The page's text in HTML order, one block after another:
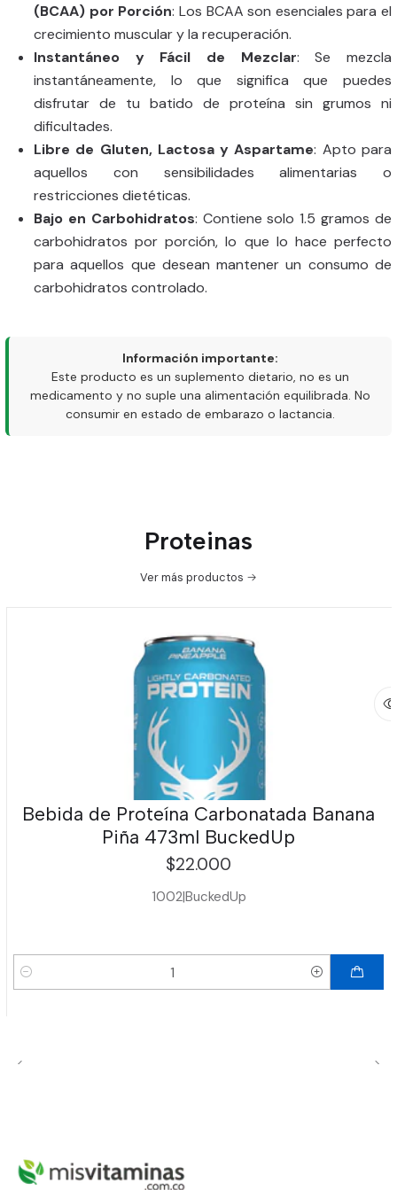
(BCAA) por Porción: Los BCAA son esenciales para el
crecimiento muscular y la recuperación.
Instantáneo y Fácil de Mezclar: Se mezcla
instantáneamente, lo que significa que puedes
disfrutar de tu batido de proteína sin grumos ni
dificultades.
Libre de Gluten, Lactosa y Aspartame: Apto para
aquellos con sensibilidades alimentarias o
restricciones dietéticas.
Bajo en Carbohidratos: Contiene solo 1.5 gramos de
carbohidratos por porción, lo que lo hace perfecto
para aquellos que desean mantener un consumo de
carbohidratos controlado.
Información importante:
Este producto es un suplemento dietario, no es un
medicamento y no suple una alimentación equilibrada. No
consumir en estado de embarazo o lactancia.
Proteinas
Ver más productos
Bebida de Proteína Carbonatada Banana
Piña 473ml BuckedUp
$22.000
1002|BuckedUp
Cantidad